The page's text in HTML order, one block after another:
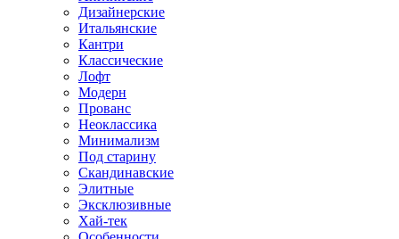
Дизайнерские
Итальянские
Кантри
Классические
Лофт
Модерн
Прованс
Неоклассика
Минимализм
Под старину
Скандинавские
Элитные
Эксклюзивные
Хай-тек